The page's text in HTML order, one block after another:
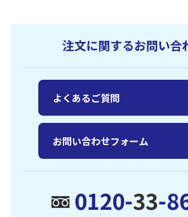
注文に関するお問い合
0120-33-
よくあるご質問
お問い合わせフォーム